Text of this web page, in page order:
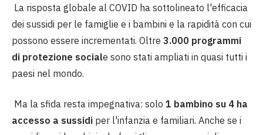
La risposta globale al COVID ha sottolineato l'efficacia
dei sussidi per le famiglie e i bambini e la rapidità con cui
possono essere incrementati. Oltre 3.000 programmi
di protezione sociale sono stati ampliati in quasi tutti i
paesi nel mondo.
Ma la sfida resta impegnativa: solo 1 bambino su 4 ha
accesso a sussidi per l'infanzia e familiari. Anche se i